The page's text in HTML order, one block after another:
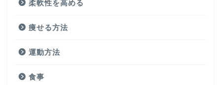
柔軟性を高める
痩せる方法
運動方法
食事